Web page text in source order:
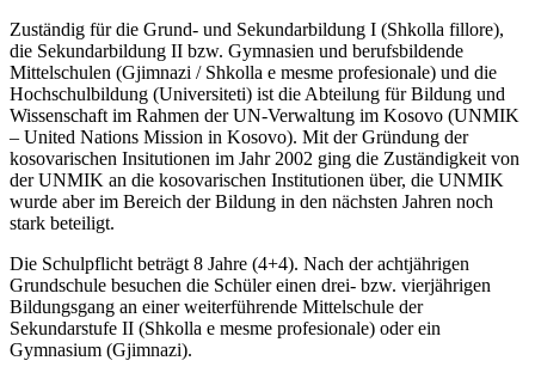
Zuständig für die Grund- und Sekundarbildung I (Shkolla fillore),
die Sekundarbildung II bzw. Gymnasien und berufsbildende
Mittelschulen (Gjimnazi / Shkolla e mesme profesionale) und die
Hochschulbildung (Universiteti) ist die Abteilung für Bildung und
Wissenschaft im Rahmen der UN-Verwaltung im Kosovo (UNMIK
– United Nations Mission in Kosovo). Mit der Gründung der
kosovarischen Insitutionen im Jahr 2002 ging die Zuständigkeit von
der UNMIK an die kosovarischen Institutionen über, die UNMIK
wurde aber im Bereich der Bildung in den nächsten Jahren noch
stark beteiligt.
Die Schulpflicht beträgt 8 Jahre (4+4). Nach der achtjährigen
Grundschule besuchen die Schüler einen drei- bzw. vierjährigen
Bildungsgang an einer weiterführende Mittelschule der
Sekundarstufe II (Shkolla e mesme profesionale) oder ein
Gymnasium (Gjimnazi).